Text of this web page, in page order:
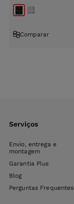
Comparar
Serviços
Envio, entrega e
montagem
Garantia Plus
Blog
Perguntas Frequentes